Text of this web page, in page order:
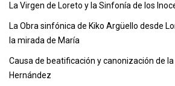
La Virgen de Loreto y la Sinfonía de los
La Obra sinfónica de Kiko Argüello desde
la mirada de María
Causa de beatificación y canonización de
Hernández